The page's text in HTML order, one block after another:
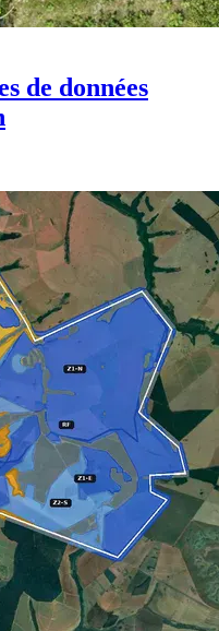
de données